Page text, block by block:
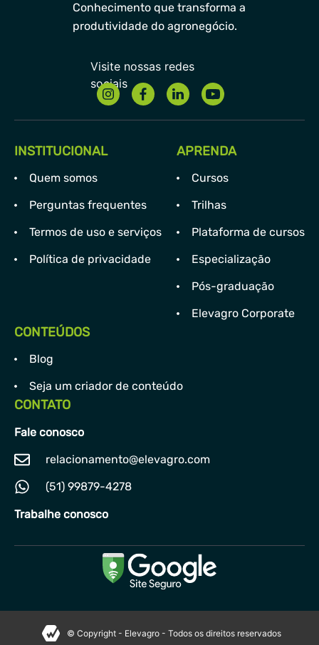
Conhecimento que transforma a
produtividade do agronegócio.
INSTITUCIONAL
Quem somos
Perguntas frequentes
Termos de uso e serviços
Política de privacidade
APRENDA
Cursos
Trilhas
Plataforma de cursos
Especialização
Pós-graduação
Elevagro Corporate
CONTEÚDOS
Blog
Seja um criador de conteúdo
CONTATO
Fale conosco
relacionamento@elevagro.com
(51) 99879-4278
Trabalhe conosco
© Copyright - Elevagro - Todos os direitos reservados